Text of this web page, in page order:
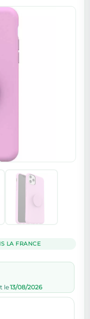
LA FRANCE
le13/08/2026